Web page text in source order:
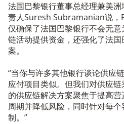
法国巴黎银行董事总经理兼美
责人Suresh Subramanian说，
仅确保了法国巴黎银行不会无
链活动提供资金，还强化了法
案。
“当你与许多其他银行谈论供应
应付项目类似。但我们对供应
的供应链解决方案聚焦于提高
周期并降低风险，同时针对每
制。”